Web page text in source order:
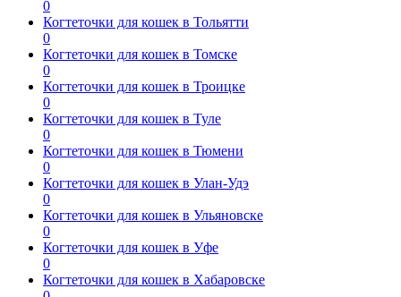
0
Когтеточки для кошек в Тольятти
0
Когтеточки для кошек в Томске
0
Когтеточки для кошек в Троицке
0
Когтеточки для кошек в Туле
0
Когтеточки для кошек в Тюмени
0
Когтеточки для кошек в Улан-Удэ
0
Когтеточки для кошек в Ульяновске
0
Когтеточки для кошек в Уфе
0
Когтеточки для кошек в Хабаровске